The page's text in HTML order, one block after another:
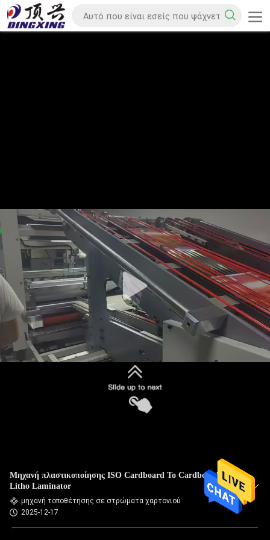
Μηχανή πλαστικοποίησης ISO Cardboard To Cardboard
Litho Laminator
μηχανή τοποθέτησης σε στρώματα χαρτονιού
2025-12-17